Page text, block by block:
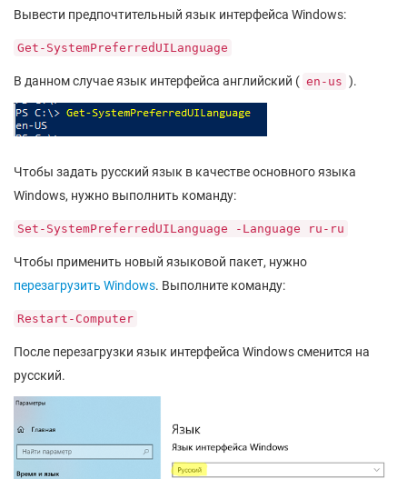
Вывести предпочтительный язык интерфейса Windows:
Get-SystemPreferredUILanguage
В данном случае язык интерфейса английский ( en-us ).
Чтобы задать русский язык в качестве основного языка
Windows, нужно выполнить команду:
Set-SystemPreferredUILanguage -Language ru-ru
Чтобы применить новый языковой пакет, нужно
перезагрузить Windows. Выполните команду:
Restart-Computer
После перезагрузки язык интерфейса Windows сменится на
русский.